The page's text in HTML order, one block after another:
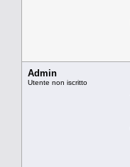
Admin
Utente non iscritto